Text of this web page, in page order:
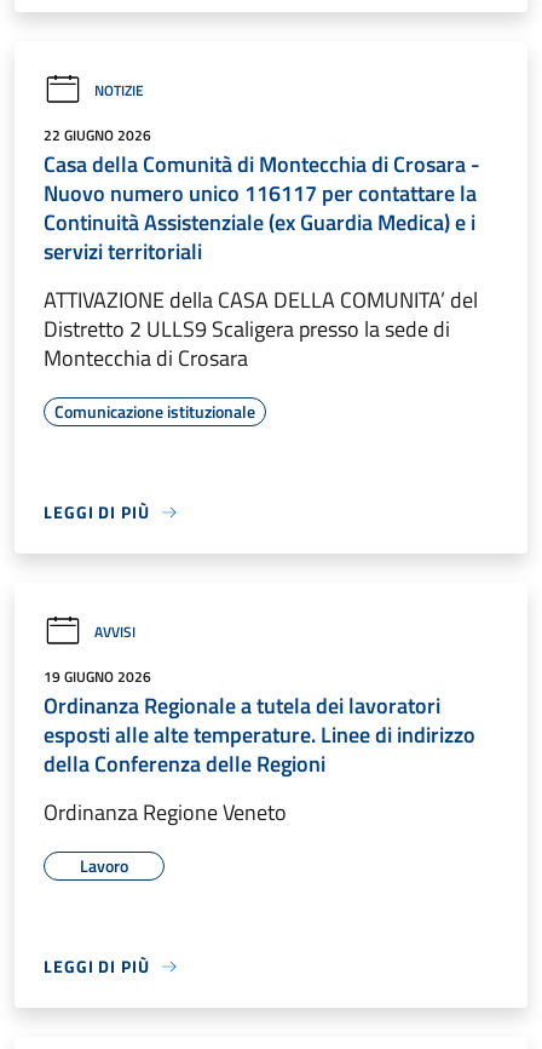
NOTIZIE
22 GIUGNO 2026
Casa della Comunità di Montecchia di Crosara -
Nuovo numero unico 116117 per contattare la
Continuità Assistenziale (ex Guardia Medica) e i
servizi territoriali
ATTIVAZIONE della CASA DELLA COMUNITA’ del
Distretto 2 ULLS9 Scaligera presso la sede di
Montecchia di Crosara
Comunicazione istituzionale
LEGGI DI PIÙ
AVVISI
19 GIUGNO 2026
Ordinanza Regionale a tutela dei lavoratori
esposti alle alte temperature. Linee di indirizzo
della Conferenza delle Regioni
Ordinanza Regione Veneto
Lavoro
LEGGI DI PIÙ